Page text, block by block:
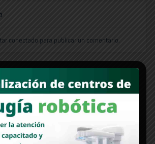
conectado para publicar un comentario.